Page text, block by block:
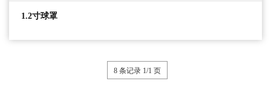
1.2寸球罩
8 条记录 1/1 页